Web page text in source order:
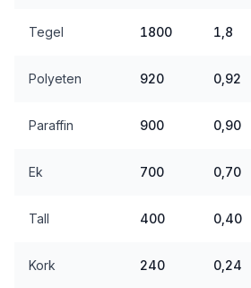
Tegel 1800 1,8
Polyeten 920 0,92
Paraffin 900 0,90
Ek 700 0,70
Tall 400 0,40
Kork 240 0,24